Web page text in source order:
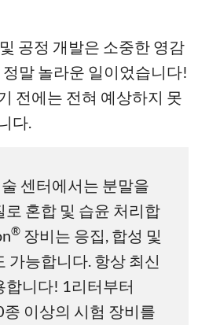
공정 개발은 소중한 영감
말 놀라운 일이었습니다!
전에는 전혀 예상하지 못
다.
센터에서는 분말을
로 혼합 및 습윤 처리합
® 장비는 응집, 합성 및
가능합니다. 항상 최신
합니다! 1리터부터
종 이상의 시험 장비를